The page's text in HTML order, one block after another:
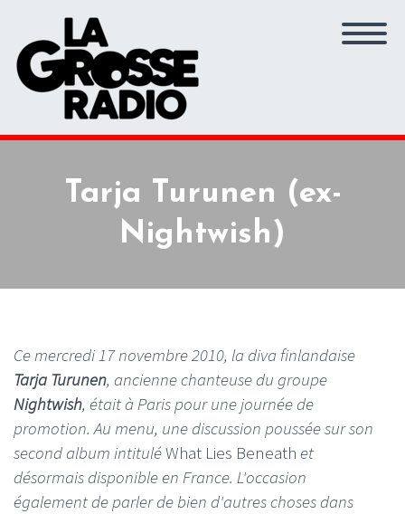
Tarja Turunen (ex-
Nightwish)
Ce mercredi 17 novembre 2010, la diva finlandaise
Tarja Turunen, ancienne chanteuse du groupe
Nightwish, était à Paris pour une journée de
promotion. Au menu, une discussion poussée sur son
second album intituléWhat Lies Beneath et
désormais disponible en France. L'occasion
également de parler de bien d'autres choses dans